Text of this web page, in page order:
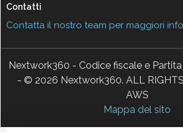
Contatti
Contatta il nostro team per maggiori
Nextwork360 - Codice fiscale e
- © 2026 Nextwork360. ALL RIGHTS
AWS
Mappa del sito